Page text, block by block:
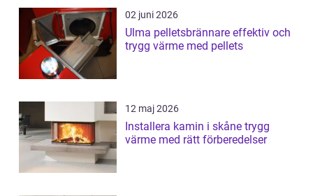
02 juni 2026
Ulma pelletsbrännare effektiv och
trygg värme med pellets
12 maj 2026
Installera kamin i skåne trygg
värme med rätt förberedelser